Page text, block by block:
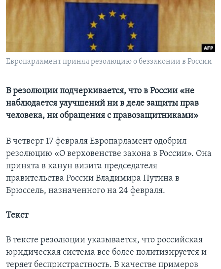
Learning English
Языки
Европарламент принял резолюцию о беззаконии в России
В резолюции подчеркивается, что в России «не
наблюдается улучшений ни в деле защиты прав
человека, ни обращения с правозащитниками»
В четверг 17 февраля Европарламент одобрил
резолюцию «О верховенстве закона в России». Она
принята в канун визита председателя
правительства России Владимира Путина в
Брюссель, назначенного на 24 февраля.
Текст
В тексте резолюции указывается, что российская
юридическая система все более политизируется и
теряет беспристрастность. В качестве примеров